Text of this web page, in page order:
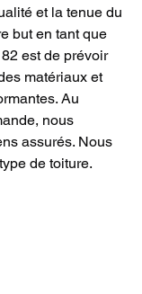
et la tenue du
but en tant que
est de prévoir
matériaux et
Au
nous
assurés. Nous
de toiture.